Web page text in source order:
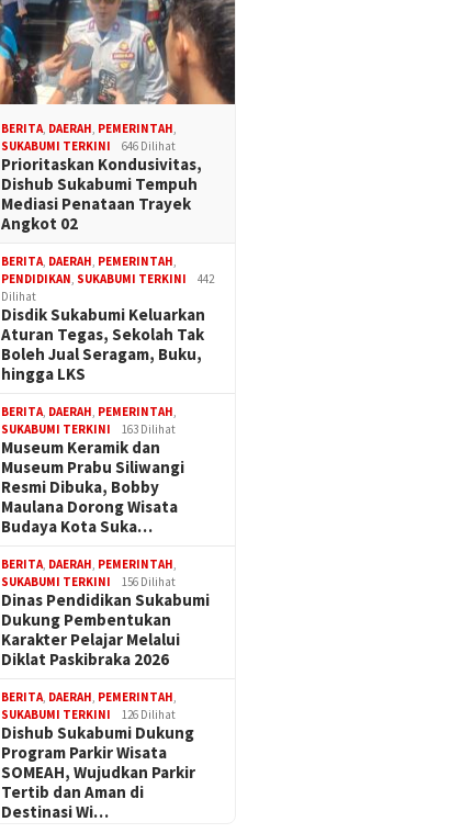
BERITA, DAERAH, PEMERINTAH,
SUKABUMI TERKINI
646 Dilihat
Prioritaskan Kondusivitas,
Dishub Sukabumi Tempuh
Mediasi Penataan Trayek
Angkot 02
BERITA, DAERAH, PEMERINTAH,
PENDIDIKAN, SUKABUMI TERKINI
442
Dilihat
Disdik Sukabumi Keluarkan
Aturan Tegas, Sekolah Tak
Boleh Jual Seragam, Buku,
hingga LKS
BERITA, DAERAH, PEMERINTAH,
SUKABUMI TERKINI
163 Dilihat
Museum Keramik dan
Museum Prabu Siliwangi
Resmi Dibuka, Bobby
Maulana Dorong Wisata
Budaya Kota Suka…
BERITA, DAERAH, PEMERINTAH,
SUKABUMI TERKINI
156 Dilihat
Dinas Pendidikan Sukabumi
Dukung Pembentukan
Karakter Pelajar Melalui
Diklat Paskibraka 2026
BERITA, DAERAH, PEMERINTAH,
SUKABUMI TERKINI
126 Dilihat
Dishub Sukabumi Dukung
Program Parkir Wisata
SOMEAH, Wujudkan Parkir
Tertib dan Aman di
Destinasi Wi…